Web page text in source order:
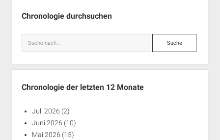
Chronologie durchsuchen
Suche
Chronologie der letzten 12 Monate
Juli 2026 (2)
Juni 2026 (10)
Mai 2026 (15)